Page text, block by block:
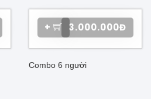
3.000.000Đ
+
Combo 6 người